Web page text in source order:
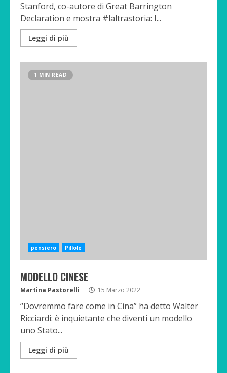
Stanford, co-autore di Great Barrington
Declaration e mostra #laltrastoria: I...
Leggi di più
1 MIN READ
pensiero Pillole
MODELLO CINESE
Martina Pastorelli 15 Marzo 2022
“Dovremmo fare come in Cina” ha detto Walter
Ricciardi: è inquietante che diventi un modello
uno Stato...
Leggi di più